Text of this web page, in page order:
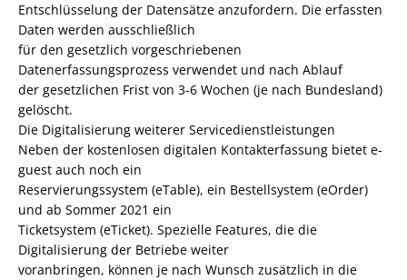
Entschlüsselung der Datensätze anzufordern. Die erfassten
Daten werden ausschließlich
für den gesetzlich vorgeschriebenen
Datenerfassungsprozess verwendet und nach Ablauf
der gesetzlichen Frist von 3-6 Wochen (je nach Bundesland)
gelöscht.
Die Digitalisierung weiterer Servicedienstleistungen
Neben der kostenlosen digitalen Kontakterfassung bietet e-
guest auch noch ein
Reservierungssystem (eTable), ein Bestellsystem (eOrder)
und ab Sommer 2021 ein
Ticketsystem (eTicket). Spezielle Features, die die
Digitalisierung der Betriebe weiter
voranbringen, können je nach Wunsch zusätzlich in die